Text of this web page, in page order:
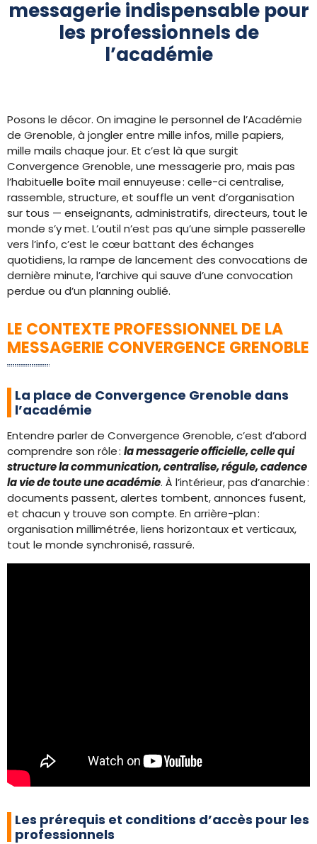
messagerie indispensable pour
les professionnels de
l’académie
Posons le décor. On imagine le personnel de l’Académie
de Grenoble, à jongler entre mille infos, mille papiers,
mille mails chaque jour. Et c’est là que surgit
Convergence Grenoble, une messagerie pro, mais pas
l’habituelle boîte mail ennuyeuse : celle-ci centralise,
rassemble, structure, et souffle un vent d’organisation
sur tous — enseignants, administratifs, directeurs, tout le
monde s’y met. L’outil n’est pas qu’une simple passerelle
vers l’info, c’est le cœur battant des échanges
quotidiens, la rampe de lancement des convocations de
dernière minute, l’archive qui sauve d’une convocation
perdue ou d’un planning oublié.
LE CONTEXTE PROFESSIONNEL DE LA
MESSAGERIE CONVERGENCE GRENOBLE
La place de Convergence Grenoble dans
l’académie
Entendre parler de Convergence Grenoble, c’est d’abord
comprendre son rôle : la messagerie officielle, celle qui
structure la communication, centralise, régule, cadence
la vie de toute une académie. À l’intérieur, pas d’anarchie :
documents passent, alertes tombent, annonces fusent,
et chacun y trouve son compte. En arrière-plan :
organisation millimétrée, liens horizontaux et verticaux,
tout le monde synchronisé, rassuré.
Les prérequis et conditions d’accès pour les
professionnels